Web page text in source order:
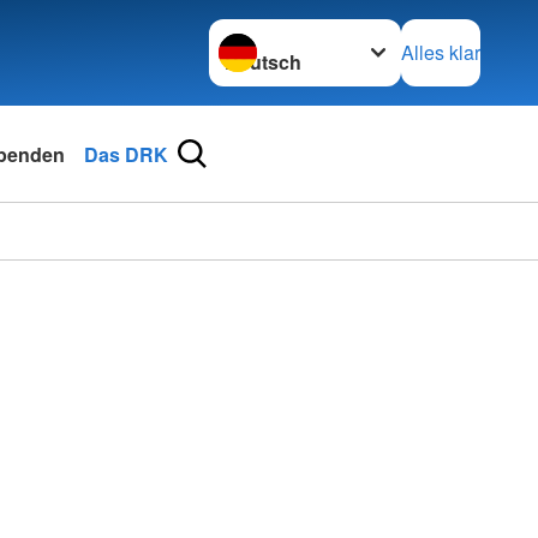
Sprache wechseln zu
Alles klar
Das DRK